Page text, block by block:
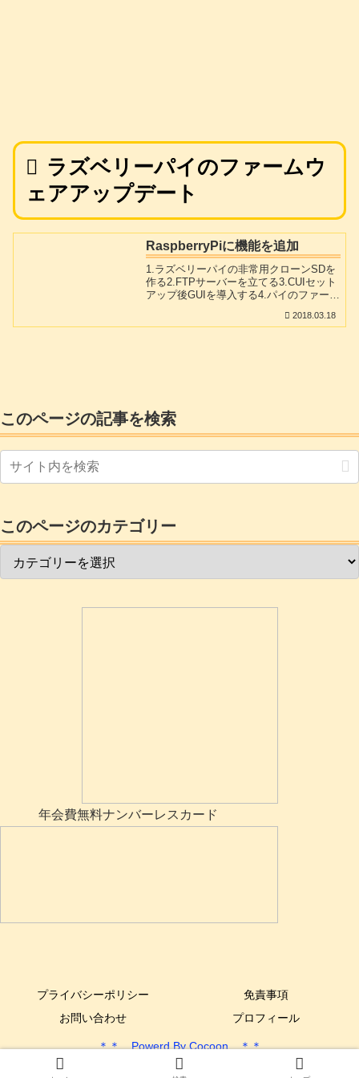
ラズベリーパイのファームウ
ェアアップデート
RaspberryPiに機能を追加
1.ラズベリーパイの非常用クローンSDを
作る2.FTPサーバーを立てる3.CUIセット
アップ後GUIを導入する4.パイのファーム
なアクセスを軽減6.SDカードのフォーマ
2018.03.18
このページの記事を検索
このページのカテゴリー
年会費無料ナンバーレスカード
プライバシーポリシー
免責事項
お問い合わせ
プロフィール
＊＊ Powerd By Cocoon ＊＊
Copyright © 2017-2025 できるYone DIY All Rights Reserved.